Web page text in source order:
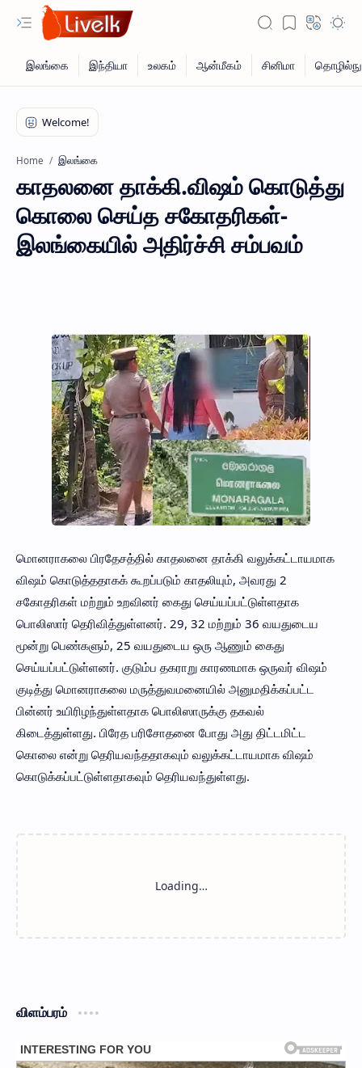
Home இலங்கை
காதலனை தாக்கி.விஷம் கொடுத்து
கொலை செய்த சகோதரிகள்-
இலங்கையில் அதிர்ச்சி சம்பவம்
மொனராகலை பிரதேசத்தில் காதலனை தாக்கி வலுக்கட்டாயமாக
விஷம் கொடுத்ததாகக் கூறப்படும் காதலியும், அவரது 2
சகோதரிகள் மற்றும் உறவினர் கைது செய்யப்பட்டுள்ளதாக
பொலிஸார் தெரிவித்துள்ளனர். 29, 32 மற்றும் 36 வயதுடைய
மூன்று பெண்களும், 25 வயதுடைய ஒரு ஆணும் கைது
செய்யப்பட்டுள்ளனர். குடும்ப தகராறு காரணமாக ஒருவர் விஷம்
குடித்து மொனராகலை மருத்துவமனையில் அனுமதிக்கப்பட்ட
பின்னர் உயிரிழந்துள்ளதாக பொலிஸாருக்கு தகவல்
கிடைத்துள்ளது. பிரேத பரிசோதனை போது அது திட்டமிட்ட
கொலை என்று தெரியவந்ததாகவும் வலுக்கட்டாயமாக விஷம்
கொடுக்கப்பட்டுள்ளதாகவும் தெரியவந்துள்ளது.
விளம்பரம்